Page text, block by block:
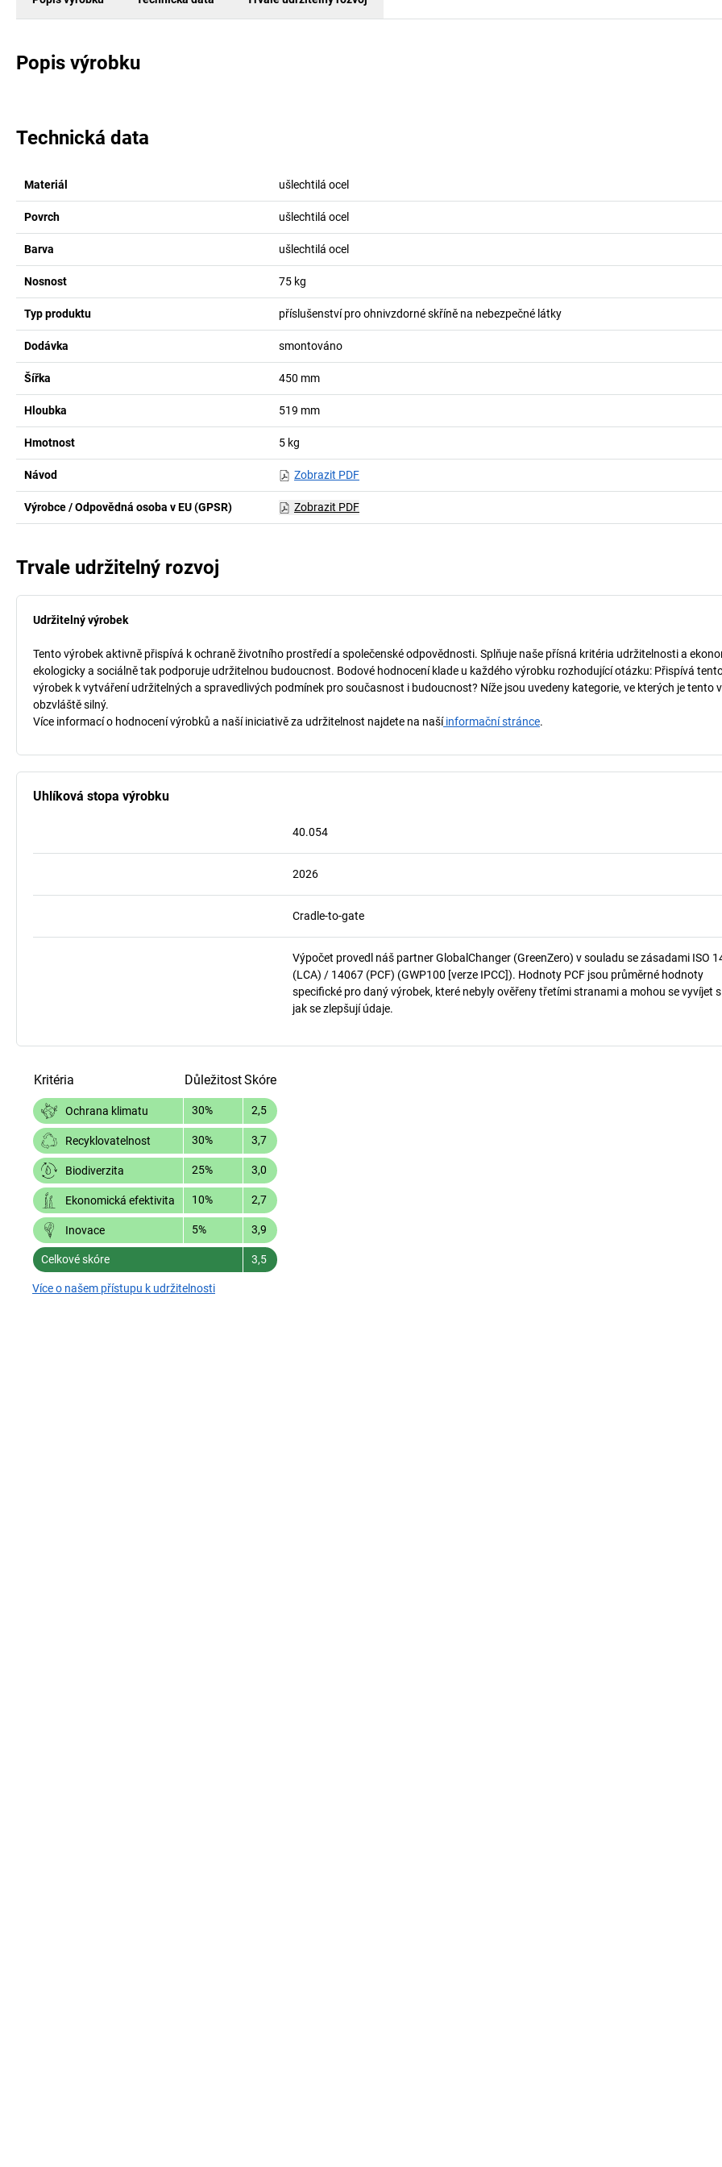
Popis výrobku
Technická data
Materiál ušlechtilá ocel
Povrch ušlechtilá ocel
Barva ušlechtilá ocel
Nosnost 75 kg
Typ produktu příslušenství pro ohnivzdorné skříně na nebezpečné látky
Dodávka smontováno
Šířka 450 mm
Hloubka 519 mm
Hmotnost 5 kg
Návod Zobrazit PDF
Výrobce / Odpovědná osoba v EU (GPSR) Zobrazit PDF
Trvale udržitelný rozvoj
Udržitelný výrobek
Tento výrobek aktivně přispívá k ochraně životního prostředí a společenské odpovědnosti. Splňuje naše přísná kritéria udržitelnosti a
ekologicky a sociálně tak podporuje udržitelnou budoucnost. Bodové hodnocení klade u každého výrobku rozhodující otázku: Přispívá
výrobek k vytváření udržitelných a spravedlivých podmínek pro současnost i budoucnost? Níže jsou uvedeny kategorie, ve kterých je tento
obzvláště silný.
Více informací o hodnocení výrobků a naší iniciativě za udržitelnost najdete na našíinformační stránce.
Uhlíková stopa výrobku
40.054
2026
Cradle-to-gate
Výpočet provedl náš partner GlobalChanger (GreenZero) v souladu se zásadami ISO
(LCA) / 14067 (PCF) (GWP100 [verze IPCC]). Hodnoty PCF jsou průměrné hodnoty
specifické pro daný výrobek, které nebyly ověřeny třetími stranami a mohou se vyvíjet
jak se zlepšují údaje.
Kritéria DůležitostSkóre
Ochrana klimatu 30% 2,5
Recyklovatelnost 30% 3,7
Biodiverzita 25% 3,0
Ekonomická efektivita 10% 2,7
Inovace 5% 3,9
Celkové skóre 3,5
Více o našem přístupu k udržitelnosti